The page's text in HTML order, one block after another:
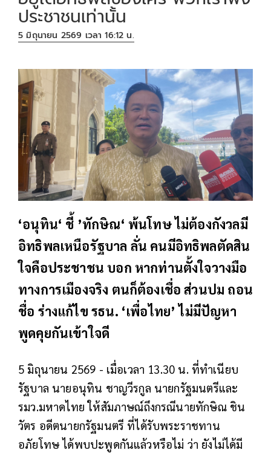
ประชาชนเท่านั้น
5 มิถุนายน 2569 เวลา 16:12 น.
‘อนุทิน‘ ชี้ ’ทักษิณ‘ พ้นโทษ ไม่ต้องกังวลมี
อิทธิพลเหนือรัฐบาล ลั่น คนมีอิทธิพลตัดสิน
ใจคือประชาชน บอก หากท่านตั้งใจวางมือ
ทางการเมืองจริง ตนก็ต้องเชื่อ ส่วนปม ถอน
ชื่อ ร่างแก้ไข รธน. ‘เพื่อไทย’ ไม่มีปัญหา
พูดคุยกันเข้าใจดี
5 มิถุนายน 2569 - เมื่อเวลา 13.30 น. ที่ทำเนียบ
รัฐบาล นายอนุทิน ชาญวีรกูล นายกรัฐมนตรีและ
รมว.มหาดไทย ให้สัมภาษณ์ถึงกรณีนายทักษิณ ชิน
วัตร อดีตนายกรัฐมนตรี ที่ได้รับพระราชทาน
อภัยโทษ ได้พบปะพูดกันแล้วหรือไม่ ว่า ยังไม่ได้มี